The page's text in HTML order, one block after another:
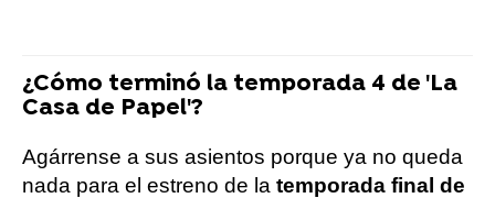
¿Cómo terminó la temporada 4 de 'La
Casa de Papel'?
Agárrense a sus asientos porque ya no queda
nada para el estreno de la temporada final de